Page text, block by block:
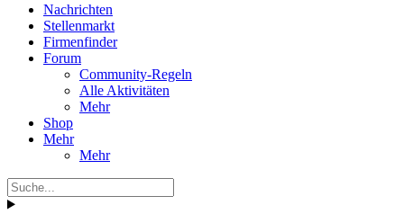
Nachrichten
Stellenmarkt
Firmenfinder
Forum
Community-Regeln
Alle Aktivitäten
Mehr
Shop
Mehr
Mehr